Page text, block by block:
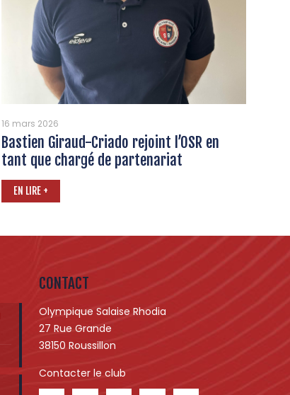
16 mars 2026
Bastien Giraud-Criado rejoint l’OSR en
tant que chargé de partenariat
EN LIRE +
CONTACT
Olympique Salaise Rhodia
27 Rue Grande
38150 Roussillon
Contacter le club